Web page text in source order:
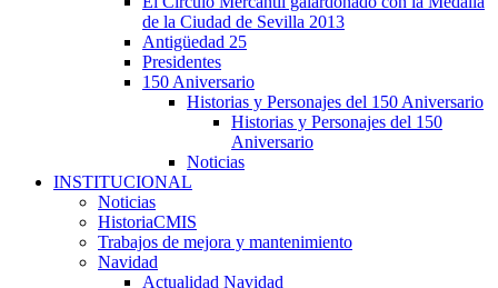
de la Ciudad de Sevilla 2013
Antigüedad 25
Presidentes
150 Aniversario
Historias y Personajes del 150 Aniversario
Historias y Personajes del 150
Aniversario
Noticias
INSTITUCIONAL
Noticias
HistoriaCMIS
Trabajos de mejora y mantenimiento
Navidad
Actualidad Navidad